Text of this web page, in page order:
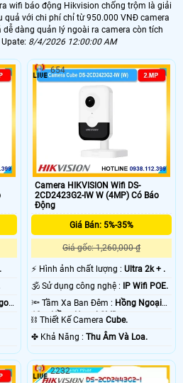
wifi báo động Hikvision chống trộm là giải
quả với chi phí chỉ từ 950.000 VNĐ camera
dàng quản lý ngoài ra camera còn tích
8/4/2026 12:00:00 AM
Camera HIKVISION Wifi DS-
2CD2423G2-IW W (4MP) Có Báo
Động
Giá Bán: 5%-35%
Giá gốc: 1,260,000 ₫
️⚡ Hình ảnh chất lượng :Ultra 2k + .
🕉️ Sử dụng công nghệ : IP Wifi POE.
🔦 Tầm Xa Ban Đêm : Hồng Ngoại
10m Hồng Ngoại SMD.
⛓ Thiết Kế CameraCube.
️✤ Khả Năng :Thu Âm Và Loa.
654
2232